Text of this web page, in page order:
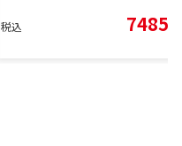
税込 7485